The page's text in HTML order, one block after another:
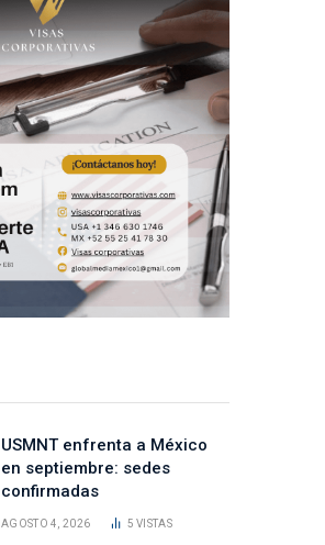
USMNT enfrenta a México
en septiembre: sedes
confirmadas
AGOSTO 4, 2026 5VISTAS